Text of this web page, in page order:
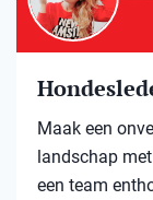
Maak een
landschap
een team